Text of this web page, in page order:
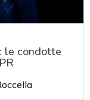
le condotte